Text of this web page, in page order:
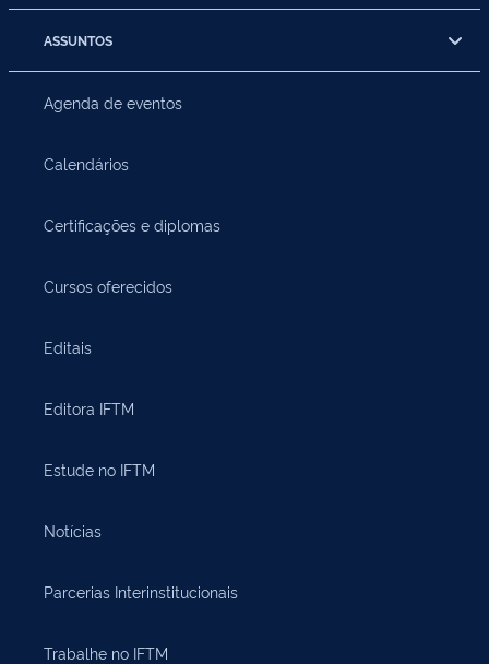
ASSUNTOS
Agenda de eventos
Calendários
Certificações e diplomas
Cursos oferecidos
Editais
Editora IFTM
Estude no IFTM
Notícias
Parcerias Interinstitucionais
Trabalhe no IFTM